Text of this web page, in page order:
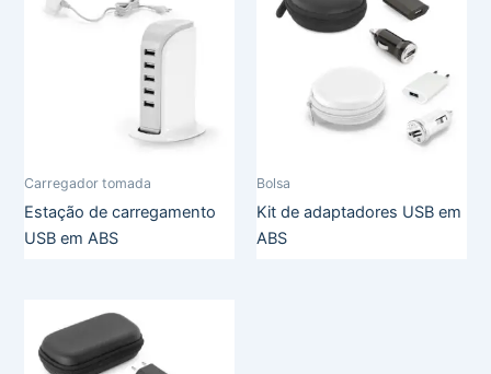
Carregador tomada
Estação de carregamento
USB em ABS
Bolsa
Kit de adaptadores USB em
ABS